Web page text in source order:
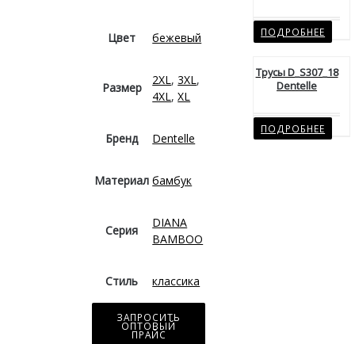
Цвет бежевый
Размер
2XL,3XL,
4XL,XL
Бренд Dentelle
Материал бамбук
Серия
DIANA
BAMBOO
Стиль классика
ЗАПРОСИТЬ
ОПТОВЫЙ
ПРАЙС
ПОДРОБНЕЕ
Трусы D_S307_18
Dentelle
ПОДРОБНЕЕ